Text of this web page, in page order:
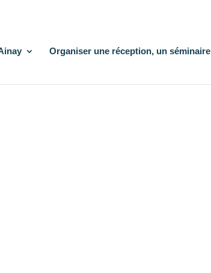
Organiser une réception, un séminaire